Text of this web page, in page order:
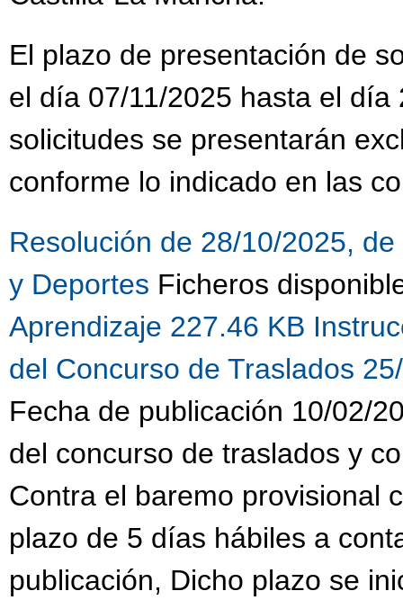
El plazo de presentación de
el día 07/11/2025 hasta el
solicitudes se presentarán
conforme lo indicado en las
Resolución de 28/10/2025,
y Deportes Ficheros
Aprendizaje 227.46 KB
del Concurso de Traslados
Fecha de publicación 10/02/
del concurso de traslados y
Contra el baremo provisional
plazo de 5 días hábiles a
publicación, Dicho plazo se